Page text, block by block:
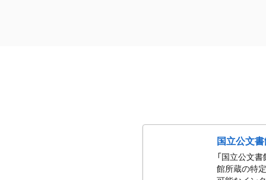
国立公文
「国立公文書
館所蔵の特